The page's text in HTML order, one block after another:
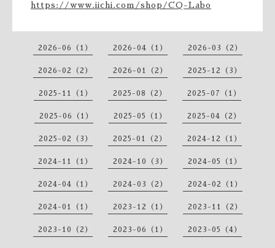
https://www.iichi.com/shop/CQ-Labo
2026-06（1） 2026-04（1） 2026-03（2）
2026-02（2） 2026-01（2） 2025-12（3）
2025-11（1） 2025-08（2） 2025-07（1）
2025-06（1） 2025-05（1） 2025-04（2）
2025-02（3） 2025-01（2） 2024-12（1）
2024-11（1） 2024-10（3） 2024-05（1）
2024-04（1） 2024-03（2） 2024-02（1）
2024-01（1） 2023-12（1） 2023-11（2）
2023-10（2） 2023-06（1） 2023-05（4）